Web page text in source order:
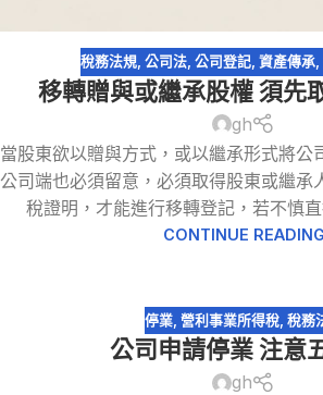
稅務法規, 公司法, 公司登記, 資產傳承,
移轉贈與或繼承股權 須先
gh
當股東欲以贈與方式，或以繼承形式將公
公司端也必須留意，必須取得股東或繼承
稅證明，才能進行移轉登記，若不慎
CONTINUE READING
停業, 營利事業所得稅, 稅務
公司申請停業 注意
gh